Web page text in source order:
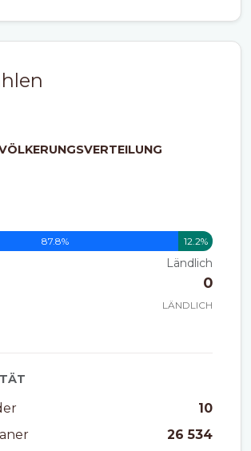
87.8%
12.2%
Ländlich
0
LÄNDLICH
10
26 534